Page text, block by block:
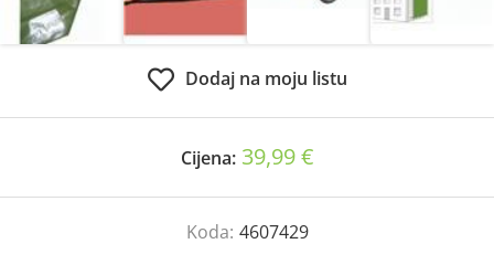
Dodaj na moju listu
Cijena: 39,99 €
Koda: 4607429